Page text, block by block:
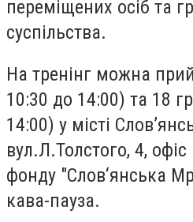
переміщених осіб та
суспільства.
На тренінг можна
10:30 до 14:00) та 18
14:00) у місті
вул.Л.Толстого, 4,
фонду "Слов‘янська
кава-пауза.